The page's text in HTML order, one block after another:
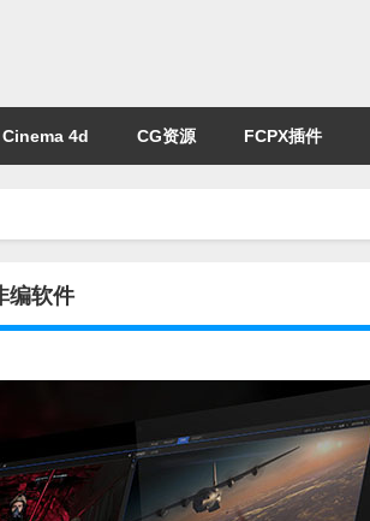
Cinema 4d CG资源 FCPX插件
编软件